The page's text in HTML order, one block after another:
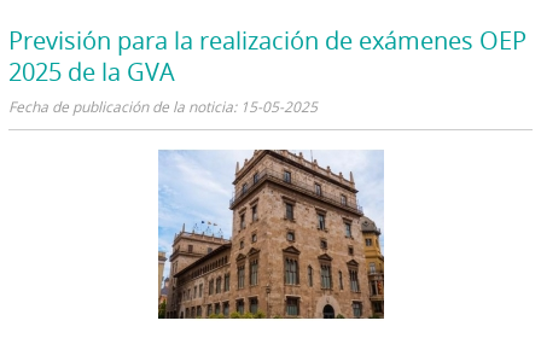
Previsión para la realización de exámenes OEP
2025 de la GVA
Fecha de publicación de la noticia: 15-05-2025